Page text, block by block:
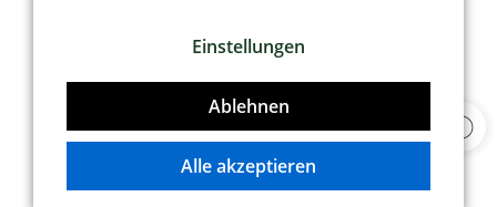
Einstellungen
Ablehnen
Alle akzeptieren